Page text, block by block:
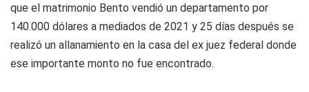
que el matrimonio Bento vendió un departamento por
140.000 dólares a mediados de 2021 y 25 días después se
realizó un allanamiento en la casa del ex juez federal donde
ese importante monto no fue encontrado.